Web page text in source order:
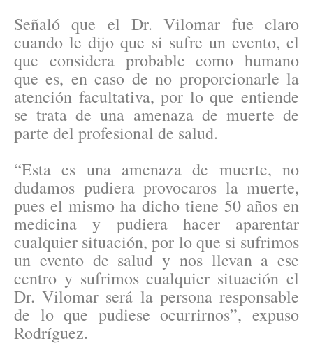
Señaló que el Dr. Vilomar fue claro
cuando le dijo que si sufre un evento, el
que considera probable como humano
que es, en caso de no proporcionarle la
atención facultativa, por lo que entiende
se trata de una amenaza de muerte de
parte del profesional de salud.
“Esta es una amenaza de muerte, no
dudamos pudiera provocaros la muerte,
pues el mismo ha dicho tiene 50 años en
medicina y pudiera hacer aparentar
cualquier situación, por lo que si sufrimos
un evento de salud y nos llevan a ese
centro y sufrimos cualquier situación el
Dr. Vilomar será la persona responsable
de lo que pudiese ocurrirnos”, expuso
Rodríguez.